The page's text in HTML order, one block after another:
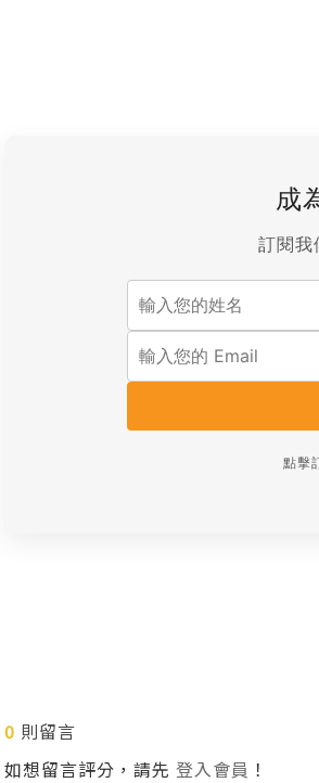
成
訂閱我
點擊
0 則留言
如想留言評分，請先 登入會員 ！